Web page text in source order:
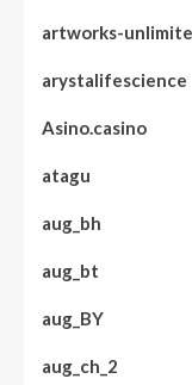
artworks-
arystalifescience
Asino.casino
atagu
aug_bh
aug_bt
aug_BY
aug_ch_2